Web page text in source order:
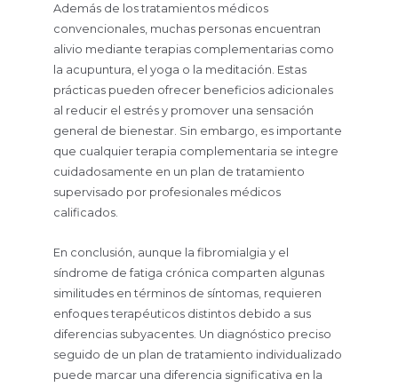
Además de los tratamientos médicos
convencionales, muchas personas encuentran
alivio mediante terapias complementarias como
la acupuntura, el yoga o la meditación. Estas
prácticas pueden ofrecer beneficios adicionales
al reducir el estrés y promover una sensación
general de bienestar. Sin embargo, es importante
que cualquier terapia complementaria se integre
cuidadosamente en un plan de tratamiento
supervisado por profesionales médicos
calificados.
En conclusión, aunque la fibromialgia y el
síndrome de fatiga crónica comparten algunas
similitudes en términos de síntomas, requieren
enfoques terapéuticos distintos debido a sus
diferencias subyacentes. Un diagnóstico preciso
seguido de un plan de tratamiento individualizado
puede marcar una diferencia significativa en la